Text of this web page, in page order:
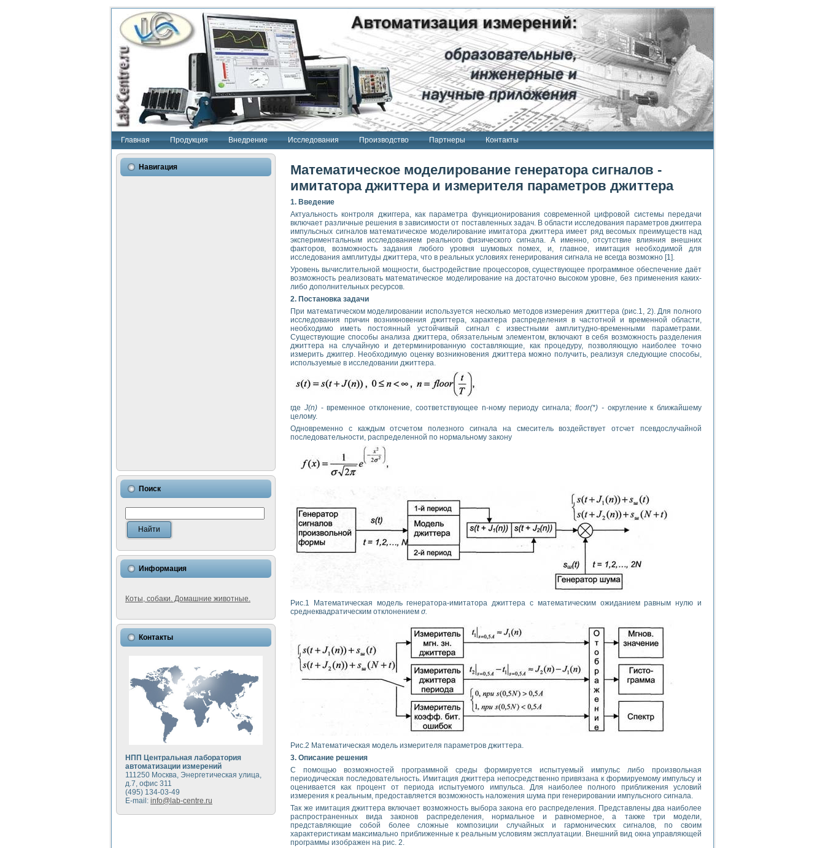
Главная Продукция Внедрение Исследования Производство Партнеры Контакты
Навигация
Поиск
Информация
Коты, собаки. Домашние животные.
Контакты
НПП Центральная лаборатория
автоматизации измерений
111250 Москва, Энергетическая улица,
д.7, офис 311
(495) 134-03-49
E-mail: info@lab-centre.ru
Математическое моделирование генератора сигналов -
имитатора джиттера и измерителя параметров джиттера
1. Введение
Актуальность контроля джиггера, как параметра функционирования современной цифровой системы передачи
включает различные решения в зависимости от поставленных задач. В области исследования параметров джиггера
импульсных сигналов математическое моделирование имитатора джиттера имеет ряд весомых преимуществ над
экспериментальным исследованием реального физического сигнала. А именно, отсутствие влияния внешних
факторов, возможность задания любого уровня шумовых помех, и, главное, имитация необходимой для
исследования амплитуды джиттера, что в реальных условиях генерирования сигнала не всегда возможно [1].
Уровень вычислительной мощности, быстродействие процессоров, существующее программное обеспечение даёт
возможность реализовать математическое моделирование на достаточно высоком уровне, без применения каких-
либо дополнительных ресурсов.
2. Постановка задачи
При математическом моделировании используется несколько методов измерения джиттера (рис.1, 2). Для полного
исследования причин возникновения джиттера, характера распределения в частотной и временной области,
необходимо иметь постоянный устойчивый сигнал с известными амплитудно-временными параметрами.
Существующие способы анализа джиттера, обязательным элементом, включают в себя возможность разделения
джиттера на случайную и детерминированную составляющие, как процедуру, позволяющую наиболее точно
измерить джиггер. Необходимую оценку возникновения джиттера можно получить, реализуя следующие способы,
используемые в исследовании джиттера.
где J(n) - временное отклонение, соответствующее n-ному периоду сигнала; floor(*) - округление к ближайшему
целому.
Одновременно с каждым отсчетом полезного сигнала на смеситель воздействует отсчет псевдослучайной
последовательности, распределенной по нормальному закону
Рис.1 Математическая модель генератора-имитатора джиттера с математическим ожиданием равным нулю и
среднеквадратическим отклонением σ.
Рис.2 Математическая модель измерителя параметров джиттера.
3. Описание решения
С помощью возможностей программной среды формируется испытуемый импульс либо произвольная
периодическая последовательность. Имитация джиттера непосредственно привязана к формируемому импульсу и
оценивается как процент от периода испытуемого импульса. Для наиболее полного приближения условий
измерения к реальным, предоставляется возможность наложения шума при генерировании импульсного сигнала.
Так же имитация джиттера включает возможность выбора закона его распределения. Представлены два наиболее
распространенных вида законов распределения, нормальное и равномерное, а также три модели,
представляющие собой более сложные композиции случайных и гармонических сигналов, по своим
характеристикам максимально приближенные к реальным условиям эксплуатации. Внешний вид окна управляющей
программы изображен на рис. 2.